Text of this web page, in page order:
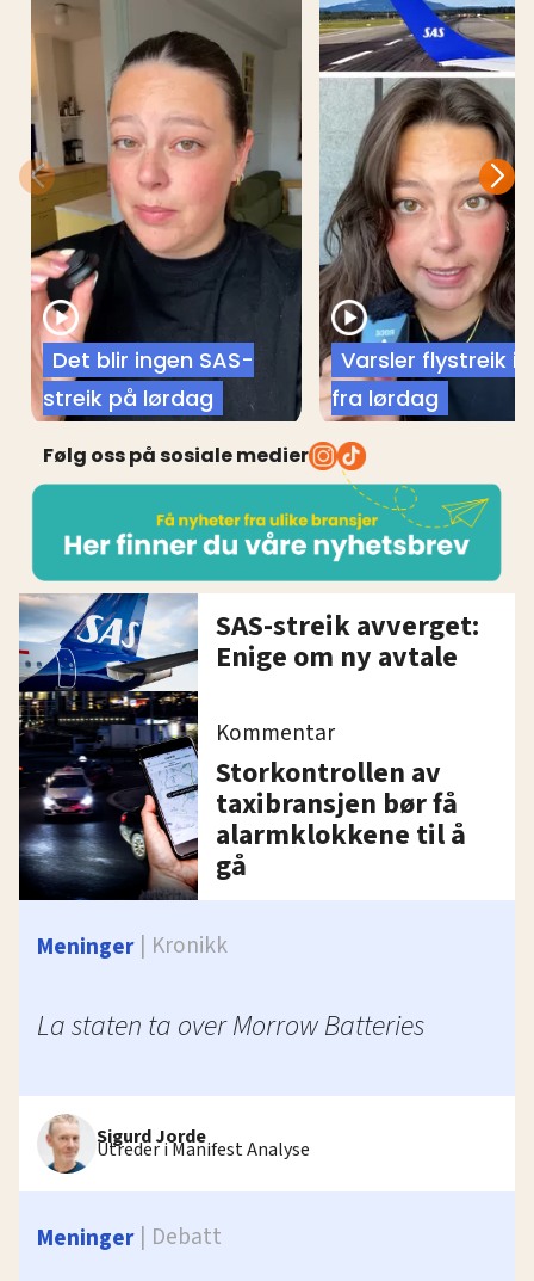
Det blir ingen SAS-
streik på lørdag
Varsler flystreik i
fra lørdag
Følg oss på sosiale medier
SAS-streik avverget:
Enige om ny avtale
Kommentar
Storkontrollen av
taxibransjen bør få
alarmklokkene til å
gå
Meninger Kronikk
La staten ta over Morrow Batteries
Sigurd Jorde
Utreder i Manifest Analyse
Meninger Debatt